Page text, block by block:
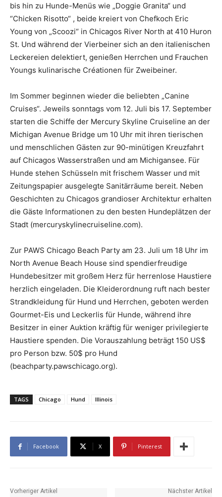
bis hin zu Hunde-Menüs wie „Doggie Granita“ und
“Chicken Risotto“ , beide kreiert von Chefkoch Eric
Young von „Scoozi“ in Chicagos River North at 410 Huron
St. Und während der Vierbeiner sich an den italienischen
Leckereien delektiert, genießen Herrchen und Frauchen
Youngs kulinarische Créationen für Zweibeiner.
Im Sommer beginnen wieder die beliebten „Canine
Cruises“. Jeweils sonntags vom 12. Juli bis 17. September
starten die Schiffe der Mercury Skyline Cruiseline an der
Michigan Avenue Bridge um 10 Uhr mit ihren tierischen
und menschlichen Gästen zur 90-minütigen Kreuzfahrt
auf Chicagos Wasserstraßen und am Michigansee. Für
Hunde stehen Schüsseln mit frischem Wasser und mit
Zeitungspapier ausgelegte Sanitärräume bereit. Neben
Geschichten zu Chicagos grandioser Architektur erhalten
die Gäste Informationen zu den besten Hundeplätzen der
Stadt (mercuryskylinecruiseline.com).
Zur PAWS Chicago Beach Party am 23. Juli um 18 Uhr im
North Avenue Beach House sind spendierfreudige
Hundebesitzer mit großem Herz für herrenlose Haustiere
herzlich eingeladen. Die Kleiderordnung ruft nach bester
Strandkleidung für Hund und Herrchen, geboten werden
Gourmet-Eis und Leckerlis für Hunde, während ihre
Besitzer in einer Auktion kräftig für weniger privilegierte
Haustiere spenden. Die Vorauszahlung beträgt 150 US$
pro Person bzw. 50$ pro Hund
(beachparty.pawschicago.org).
TAGS Chicago Hund Illinois
Facebook X Pinterest
Vorheriger Artikel Nächster Artikel